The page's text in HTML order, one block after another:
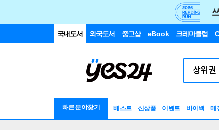
국내도서 외국도서 중고샵 eBook 크레마클럽
빠른분야찾기 베스트 신상품 이벤트 바이백 매